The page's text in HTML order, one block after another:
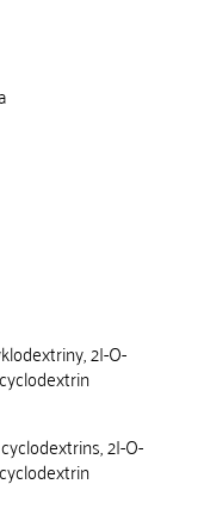
2I-O-
2I-O-